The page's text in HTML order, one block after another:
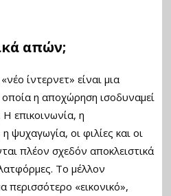
απών;
ίντερνετ» είναι μια
η αποχώρηση ισοδυναμεί
επικοινωνία, η
ψυχαγωγία, οι φιλίες και οι
πλέον σχεδόν αποκλειστικά
Το μέλλον
περισσότερο «εικονικό»,